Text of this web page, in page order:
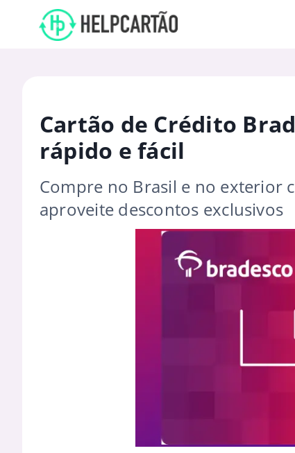
Cartão de Crédito
rápido e fácil
Compre no Brasil e no exterior
aproveite descontos exclusivos